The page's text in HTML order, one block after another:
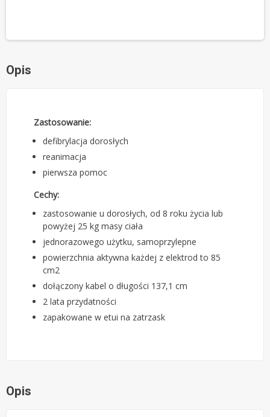
Opis
Zastosowanie:
defibrylacja dorosłych
reanimacja
pierwsza pomoc
Cechy:
zastosowanie u dorosłych, od 8 roku życia lub
powyżej 25 kg masy ciała
jednorazowego użytku, samoprzylepne
powierzchnia aktywna każdej z elektrod to 85
cm2
dołączony kabel o długości 137,1 cm
2 lata przydatności
zapakowane w etui na zatrzask
Opis